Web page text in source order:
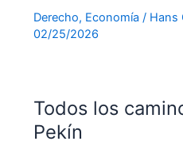
Derecho, Economía / Hans
02/25/2026
Todos los
Pekín